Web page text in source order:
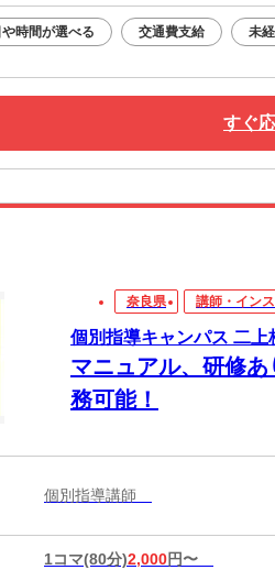
時間が選べる 交通費支給 未
すぐ
奈良県 講師・イン
個別指導キャンパス 二上
マニュアル、研修
務可能！
個別指導講師
1コマ(80分)2,000円〜